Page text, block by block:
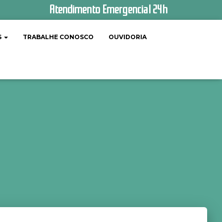
Atendimento Emergencial 24h
TRABALHE CONOSCO OUVIDORIA